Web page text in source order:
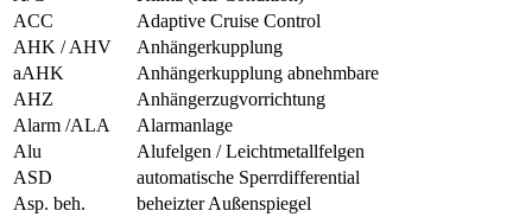
ACC
Adaptive Cruise Control
AHK / AHV
Anhängerkupplung
aAHK
Anhängerkupplung abnehmbare
AHZ
Anhängerzugvorrichtung
Alarm /ALA
Alarmanlage
Alu
Alufelgen / Leichtmetallfelgen
ASD
automatische Sperrdifferential
Asp. beh.
beheizter Außenspiegel